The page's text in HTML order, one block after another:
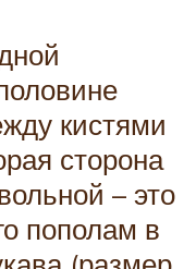
кистями
сторона
– это
пополам в